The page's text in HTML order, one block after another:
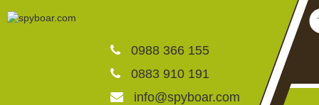
0988 366 155
0883 910 191
info@spyboar.com